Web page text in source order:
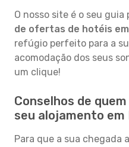
O nosso site é o seu guia
de ofertas de hotéis
refúgio perfeito para a
acomodação dos seus
um clique!
Conselhos de
seu alojamento em
Para que a sua chegada